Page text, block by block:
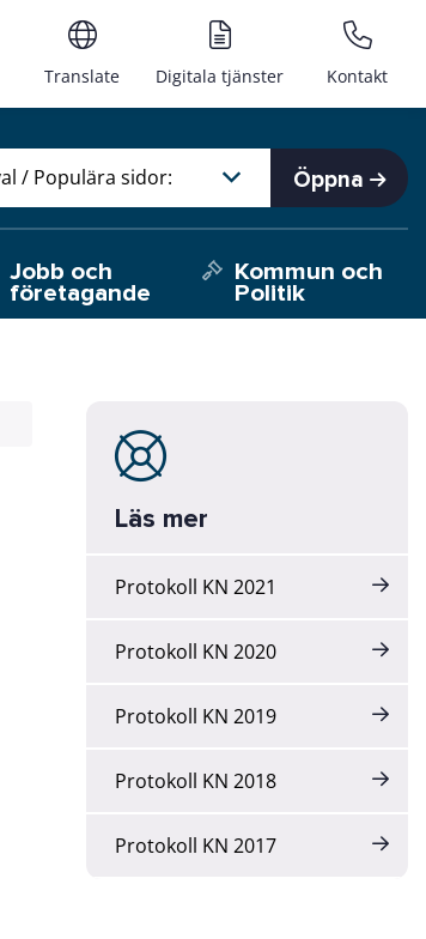
Translate Digitala tjänster Kontakt
Öppna
Jobb och
företagande
Kommun och
Politik
Läs mer
Protokoll KN 2021
Protokoll KN 2020
Protokoll KN 2019
Protokoll KN 2018
Protokoll KN 2017